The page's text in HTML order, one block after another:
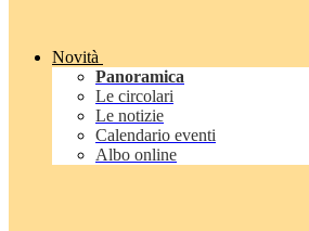
Novità
Panoramica
Le circolari
Le notizie
Calendario eventi
Albo online